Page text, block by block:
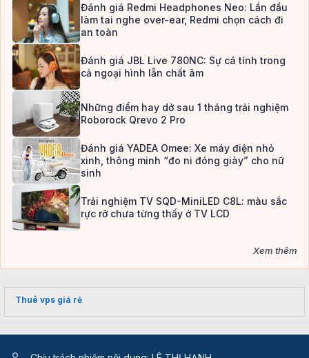
Đánh giá Redmi Headphones Neo: Lần đầu
làm tai nghe over-ear, Redmi chọn cách đi
an toàn
Đánh giá JBL Live 780NC: Sự cá tính trong
cả ngoại hình lẫn chất âm
Những điểm hay dở sau 1 tháng trải nghiệm
Roborock Qrevo 2 Pro
Đánh giá YADEA Omee: Xe máy điện nhỏ
xinh, thông minh “đo ni đóng giày” cho nữ
sinh
Trải nghiệm TV SQD-MiniLED C8L: màu sắc
rực rỡ chưa từng thấy ở TV LCD
Xem thêm
Thuê vps giá rẻ